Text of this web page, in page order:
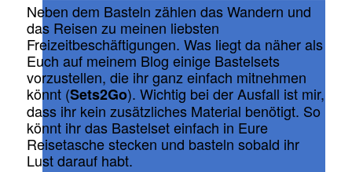
Neben dem Basteln zählen das Wandern und
das Reisen zu meinen liebsten
Freizeitbeschäftigungen. Was liegt da näher als
Euch auf meinem Blog einige Bastelsets
vorzustellen, die ihr ganz einfach mitnehmen
könnt (Sets2Go). Wichtig bei der Ausfall ist mir,
dass ihr kein zusätzliches Material benötigt. So
könnt ihr das Bastelset einfach in Eure
Reisetasche stecken und basteln sobald ihr
Lust darauf habt.